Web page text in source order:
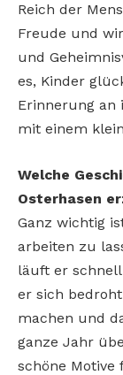
Reich der
Freude und
und
es, Kinder
Erinnerung an
mit einem
Welche
Osterhasen
Ganz wichtig
arbeiten zu
läuft er
er sich
machen und
ganze Jahr
schöne Motive